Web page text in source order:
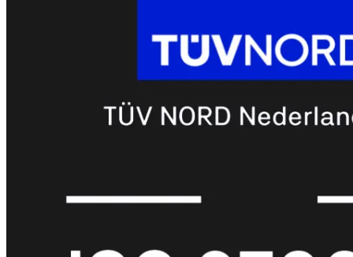
Support
FortiCare
EssentialsFortiCare
Elite
FortiCare
Upgrades
RMA